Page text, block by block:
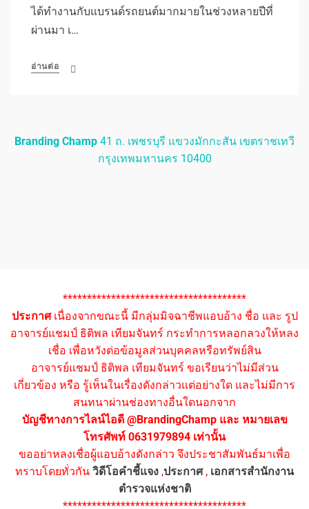
ได้ทำงานกับแบรนด์รถยนต์มากมายในช่วงหลายปีที่
ผ่านมา เ…
อ่านต่อ
Branding Champ 41 ถ. เพชรบุรี แขวงมักกะสัน เขตราชเทวี
กรุงเทพมหานคร 10400
**************************************
ประกาศเนื่องจากขณะนี้ มีกลุ่มมิจฉาชีพแอบอ้าง ชื่อ และ รูป
อาจารย์แชมป์ ธิติพล เทียมจันทร์ กระทำการหลอกลวงให้หลง
เชื่อ เพื่อหวังต่อข้อมูลส่วนบุคคลหรือทรัพย์สิน
อาจารย์แชมป์ ธิติพล เทียมจันทร์ ขอเรียนว่าไม่มีส่วน
เกี่ยวข้อง หรือ รู้เห็นในเรื่องดังกล่าวแต่อย่างใด และไม่มีการ
สนทนาผ่านช่องทางอื่นใดนอกจาก
บัญชีทางการไลน์ไอดี @BrandingChamp และ หมายเลข
โทรศัพท์ 0631979894 เท่านั้น
ขออย่าหลงเชื่อผู้แอบอ้างดังกล่าว จึงประชาสัมพันธ์มาเพื่อ
ทราบโดยทั่วกัน วิดีโอคำชี้แจง ,ประกาศ, เอกสารสำนักงาน
ตำรวจแห่งชาติ
**************************************